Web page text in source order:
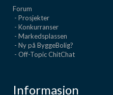
Forum
- Prosjekter
- Konkurranser
- Markedsplassen
- Ny på ByggeBolig?
- Off-Topic ChitChat
Informasjon